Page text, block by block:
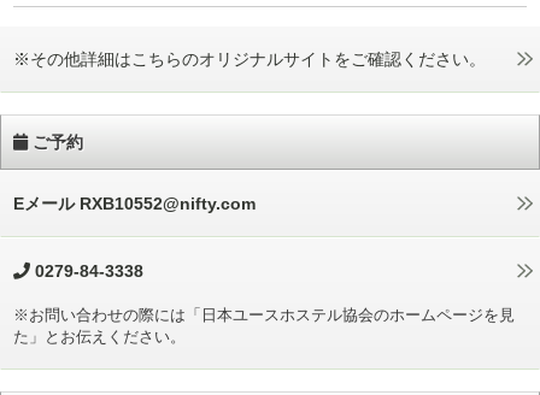
※その他詳細はこちらのオリジナルサイトをご確認ください。
ご予約
Eメール RXB10552@nifty.com
0279-84-3338
※お問い合わせの際には「日本ユースホステル協会のホームページを見
た」とお伝えください。